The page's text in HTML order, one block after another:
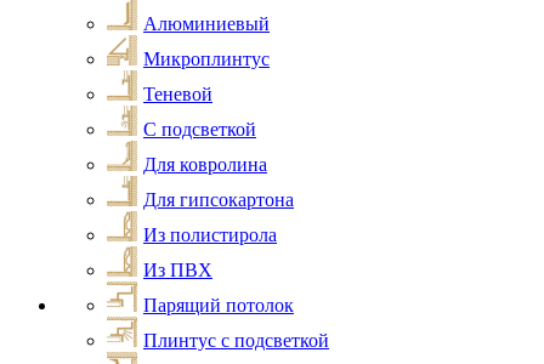
Алюминиевый
Микроплинтус
Теневой
С подсветкой
Для ковролина
Для гипсокартона
Из полистирола
Из ПВХ
Парящий потолок
Плинтус с подсветкой